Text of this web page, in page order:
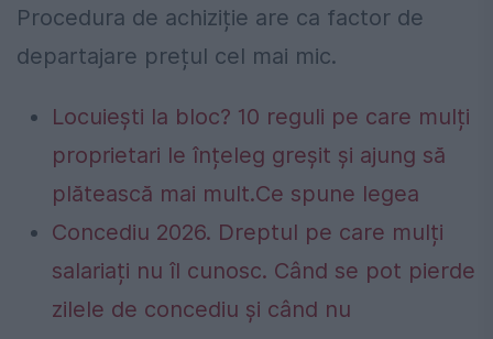
Procedura de achiziție are ca factor de
departajare prețul cel mai mic.
Locuiești la bloc? 10 reguli pe care mulți
proprietari le înțeleg greșit și ajung să
plătească mai mult.Ce spune legea
Concediu 2026. Dreptul pe care mulți
salariați nu îl cunosc. Când se pot pierde
zilele de concediu și când nu